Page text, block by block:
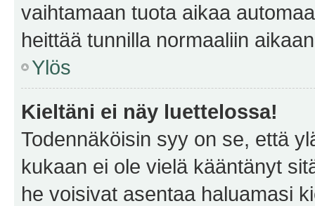
vaihtamaan tuota aikaa
heittää tunnilla normaaliin
Ylös
Kieltäni ei näy luettelossa!
Todennäköisin syy on se, että
kukaan ei ole vielä kääntänyt
he voisivat asentaa haluamasi